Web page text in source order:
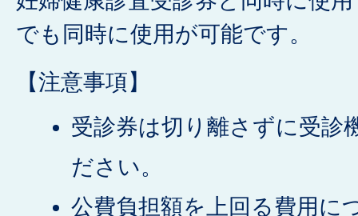
でも同時に使用が可能です。
【注意事項】
受診券は切り離さずに受診
ださい。
公費負担額を上回る費用に